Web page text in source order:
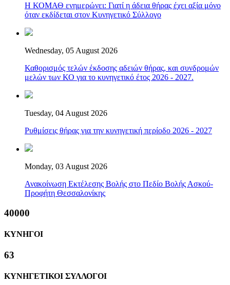
Η ΚΟΜΑΘ ενημερώνει: Γιατί η άδεια θήρας έχει αξία μόνο
όταν εκδίδεται στον Κυνηγετικό Σύλλογο
Wednesday, 05 August 2026
Καθορισμός τελών έκδοσης αδειών θήρας, και συνδρομών
μελών των ΚΟ για το κυνηγετικό έτος 2026 - 2027.
Tuesday, 04 August 2026
Ρυθμίσεις θήρας για την κυνηγετική περίοδο 2026 - 2027
Monday, 03 August 2026
Ανακοίνωση Εκτέλεσης Βολής στο Πεδίο Βολής Ασκού-
Προφήτη Θεσσαλονίκης
40000
ΚΥΝΗΓΟΙ
63
ΚΥΝΗΓΕΤΙΚΟΙ ΣΥΛΛΟΓΟΙ